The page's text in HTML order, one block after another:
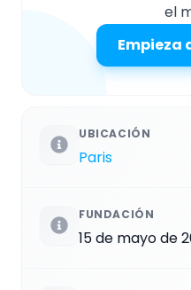
el
Empieza
UBICACIÓN
Paris
FUNDACIÓN
15 de mayo de